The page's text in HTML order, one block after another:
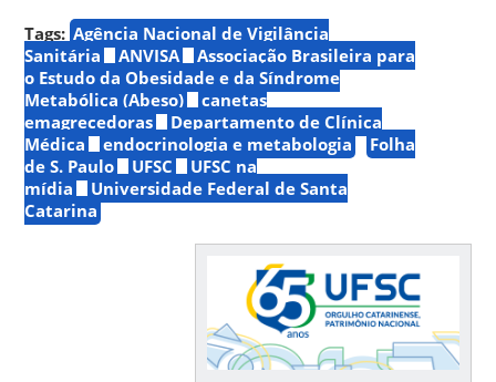
Tags: Agência Nacional de Vigilância
Sanitária
ANVISA
Associação Brasileira para
o Estudo da Obesidade e da Síndrome
Metabólica (Abeso)
canetas
emagrecedoras
Departamento de Clínica
Médica
endocrinologia e metabologia
Folha
de S. Paulo
UFSC
UFSC na
mídia
Universidade Federal de Santa
Catarina